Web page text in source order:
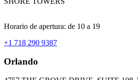
Horario de apertura: de 10 a 19
+1 718 290 9387
Orlando